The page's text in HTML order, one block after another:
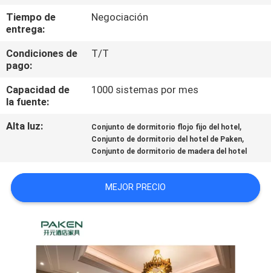
ÉNTRENOS
EN
CONTACTO
CON
PIDA
MAPA
SITIO
Tiempo de
entrega:
Negociación
Condiciones de
pago:
T/T
Capacidad de
la fuente:
1000 sistemas por mes
Alta luz: Conjunto de dormitorio flojo fijo del hotel ,
Conjunto de dormitorio del hotel de Paken,
Conjunto de dormitorio de madera del hotel
MEJOR PRECIO